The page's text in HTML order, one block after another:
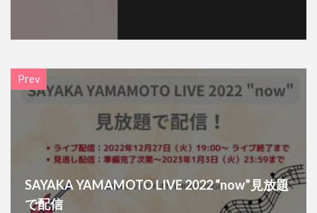
Prev
SAYAKA YAMAMOTO LIVE 2022 “now”見放題
で配信